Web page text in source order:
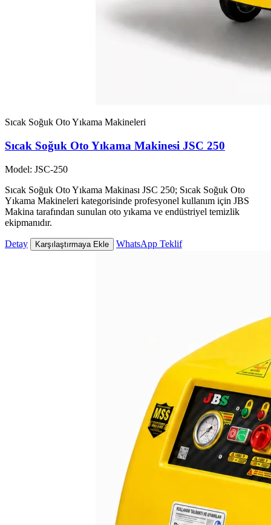
Sıcak Soğuk Oto Yıkama Makineleri
Sıcak Soğuk Oto Yıkama Makinesi JSC 250
Model: JSC-250
Sıcak Soğuk Oto Yıkama Makinası JSC 250; Sıcak Soğuk Oto
Yıkama Makineleri kategorisinde profesyonel kullanım için JBS
Makina tarafından sunulan oto yıkama ve endüstriyel temizlik
ekipmanıdır.
Detay Karşılaştırmaya Ekle WhatsApp Teklif